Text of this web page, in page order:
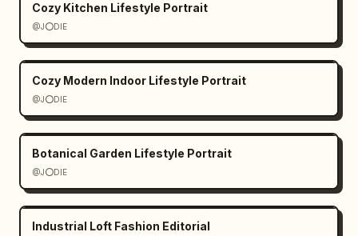
Cozy Kitchen Lifestyle Portrait
@J⭕DIE
Cozy Modern Indoor Lifestyle Portrait
@J⭕DIE
Botanical Garden Lifestyle Portrait
@J⭕DIE
Industrial Loft Fashion Editorial